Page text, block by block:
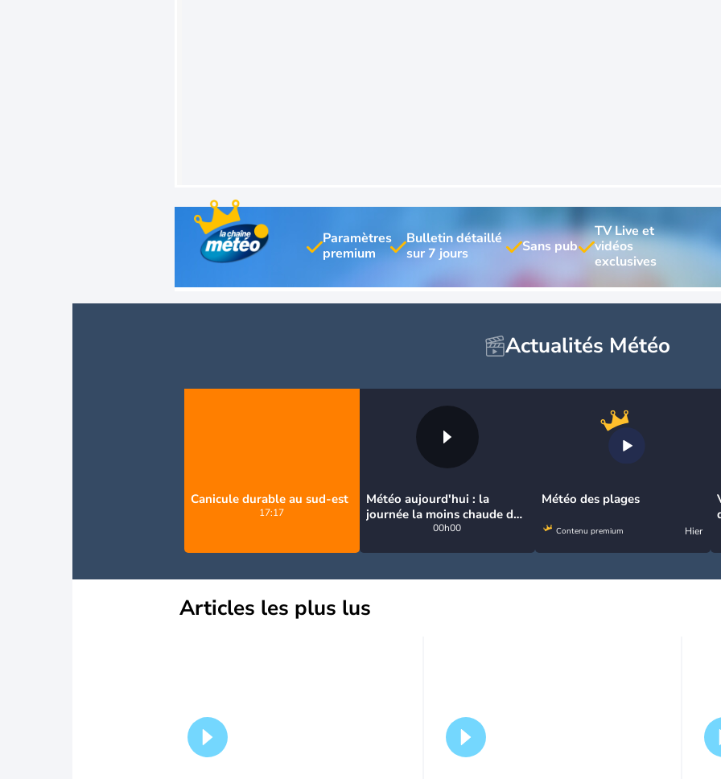
Paramètres
Bulletin détaillé
TV Live et
vidéos
Actualités Météo
Canicule durable au sud-est
17:17
Météo aujourd'hui : la
journée la moins chaude de
la semaine, excepté près de
00h00
Météo des plages
Contenu premium Hier
Articles les plus lus